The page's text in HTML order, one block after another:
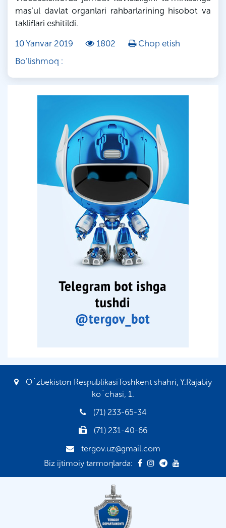
mas’ul davlat organlari rahbarlarining hisobot va
takliflari eshitildi.
10 Yanvar 2019
1802
Chop etish
Bo'lishmoq :
O`zbekiston RespublikasiToshkent shahri, Y.Rajabiy
ko`chasi, 1.
(71) 233-65-34
(71) 231-40-66
tergov.uz@gmail.com
Biz ijtimoiy tarmoqlarda: